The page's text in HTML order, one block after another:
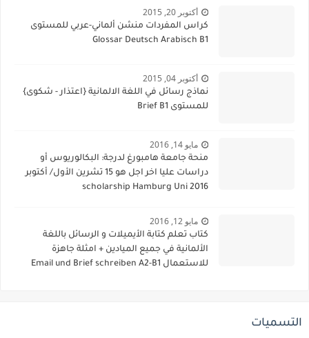
أكتوبر 20, 2015
كراس المفردات منشن ألماني-عربي للمستوى
Glossar Deutsch Arabisch B1
أكتوبر 04, 2015
نماذج رسائل في اللغة الالمانية {اعتذار - شكوى}
للمستوى Brief B1
مايو 14, 2016
منحة جامعة هامبورغ لدرجة: البكالوريوس أو
دراسات عليا اخر اجل هو 15 تشرين الأول/ أكتوبر
2016 scholarship Hamburg Uni
مايو 12, 2016
كتاب تعلم كتابة الأيميلات و الرسائل باللغة
الألمانية في جميع الميادين + امثلة جاهزة
للاستعمال Email und Brief schreiben A2-B1
التسميات